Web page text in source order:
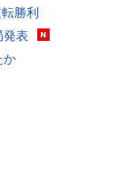
勝利
発表
か